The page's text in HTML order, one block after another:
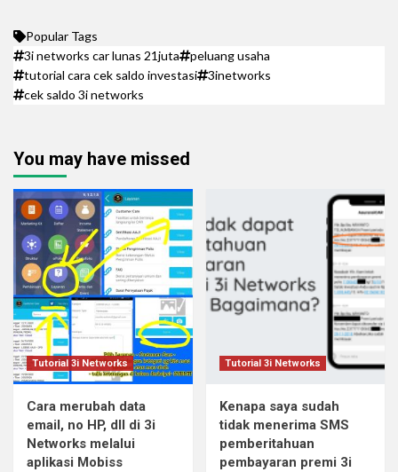
Popular Tags
3i networks car lunas 21juta
peluang usaha
tutorial cara cek saldo investasi
3inetworks
cek saldo 3i networks
You may have missed
Tutorial 3i Networks
Cara merubah data
email, no HP, dll di 3i
Networks melalui
aplikasi Mobiss
Tutorial 3i Networks
Kenapa saya sudah
tidak menerima SMS
pemberitahuan
pembayaran premi 3i